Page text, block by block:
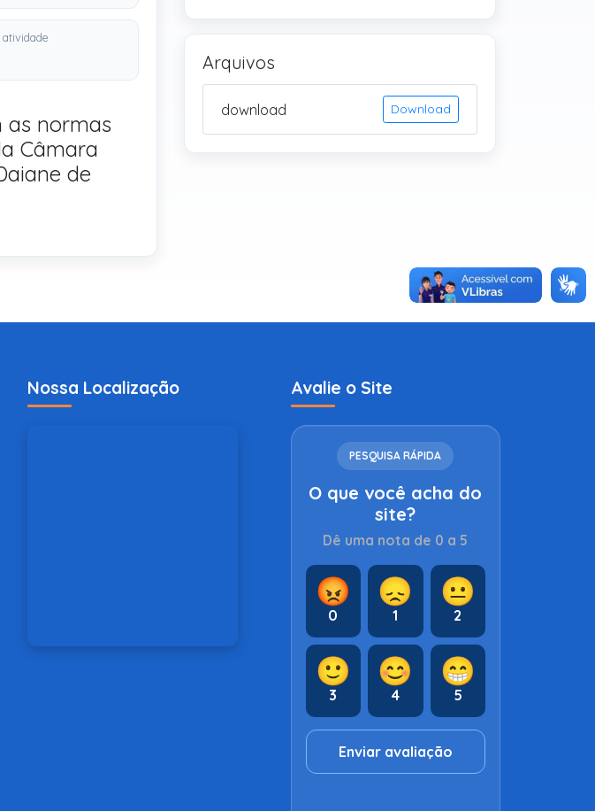
as normas
Câmara
de
Arquivos
download Download
Nossa Localização Avalie o Site
PESQUISA RÁPIDA
O que você acha do
site?
Dê uma nota de 0 a 5
😡
0
😞
1
😐
2
🙂
3
😊
4
😁
5
Enviar avaliação